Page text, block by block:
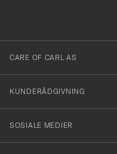
dig
till
vårt
nyhetsbrev!
CARE OF CARL AS
KUNDERÅDGIVNING
SOSIALE MEDIER